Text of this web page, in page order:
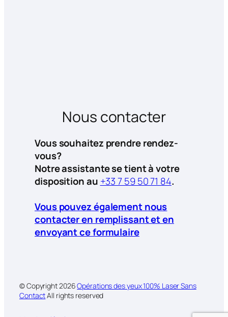
Nous contacter
Vous souhaitez prendre rendez-
vous?
Notre assistante se tient à votre
disposition au +33 7 59 50 71 84.
Vous pouvez également nous
contacter en remplissant et en
envoyant ce formulaire
© Copyright2026Opérations des yeux 100% Laser Sans
ContactAll rights reserved